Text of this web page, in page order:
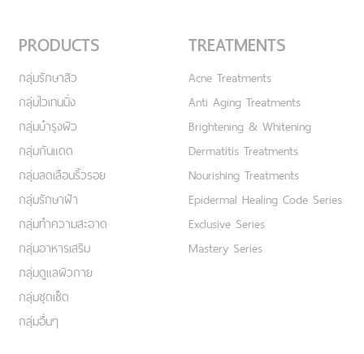
PRODUCTS
กลุ่มรักษาสิว
กลุ่มไวเทนนิ่ง
กลุ่มบำรุงผิว
กลุ่มกันแดด
กลุ่มลดเลือนริ้วรอย
กลุ่มรักษาฝ้า
กลุ่มทำความสะอาด
กลุ่มอาหารเสริม
กลุ่มดูแลผิวกาย
กลุ่มชุดเซ็ต
กลุ่มอื่นๆ
TREATMENTS
Acne Treatments
Anti Aging Treatments
Brightening & Whitening
Dermatitis Treatments
Nourishing Treatments
Epidermal Healing Code Series
Exclusive Series
Mastery Series